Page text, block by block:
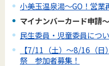
小美玉温泉湯～GO！営業
マイナンバーカード申請
民生委員・児童委員につ
【7/11（土）～8/16（
祭 参加者募集！